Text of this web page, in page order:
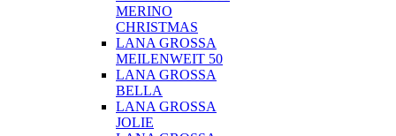
MERINO
CHRISTMAS
LANA GROSSA
MEILENWEIT 50
LANA GROSSA
BELLA
LANA GROSSA
JOLIE